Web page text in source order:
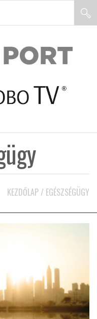
KEZDŐLAP / EGÉSZSÉGÜGY